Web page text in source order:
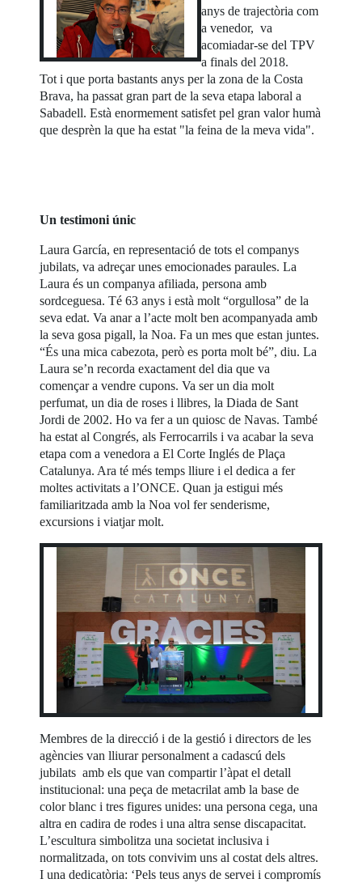
anys de trajectòria com
a venedor, va
acomiadar-se del TPV
a finals del 2018.
Tot i que porta bastants anys per la zona de la Costa
Brava, ha passat gran part de la seva etapa laboral a
Sabadell. Està enormement satisfet pel gran valor humà
que desprèn la que ha estat "la feina de la meva vida".
Un testimoni únic
Laura García, en representació de tots el companys
jubilats, va adreçar unes emocionades paraules. La
Laura és un companya afiliada, persona amb
sordceguesa. Té 63 anys i està molt “orgullosa” de la
seva edat. Va anar a l’acte molt ben acompanyada amb
la seva gosa pigall, la Noa. Fa un mes que estan juntes.
“És una mica cabezota, però es porta molt bé”, diu. La
Laura se’n recorda exactament del dia que va
començar a vendre cupons. Va ser un dia molt
perfumat, un dia de roses i llibres, la Diada de Sant
Jordi de 2002. Ho va fer a un quiosc de Navas. També
ha estat al Congrés, als Ferrocarrils i va acabar la seva
etapa com a venedora a El Corte Inglés de Plaça
Catalunya. Ara té més temps lliure i el dedica a fer
moltes activitats a l’ONCE. Quan ja estigui més
familiaritzada amb la Noa vol fer senderisme,
excursions i viatjar molt.
Membres de la direcció i de la gestió i directors de les
agències van lliurar personalment a cadascú dels
jubilats amb els que van compartir l’àpat el detall
institucional: una peça de metacrilat amb la base de
color blanc i tres figures unides: una persona cega, una
altra en cadira de rodes i una altra sense discapacitat.
L’escultura simbolitza una societat inclusiva i
normalitzada, on tots convivim uns al costat dels altres.
I una dedicatòria: ‘Pels teus anys de servei i compromís